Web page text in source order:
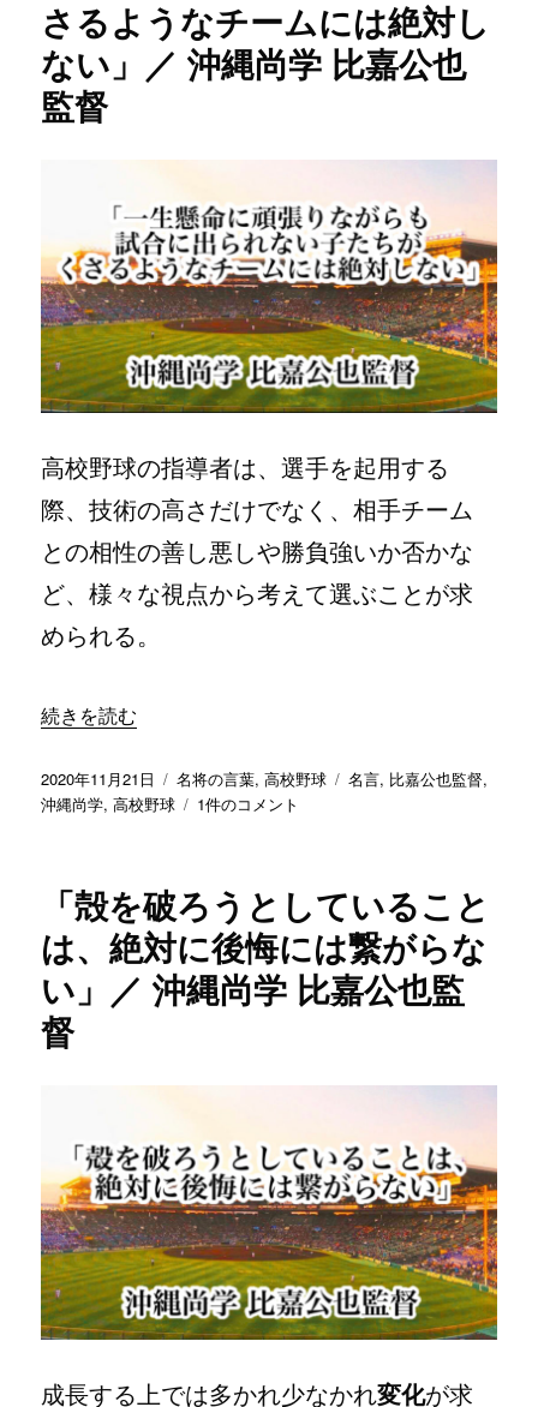
也
監
督
へ
信
じ
な
け
ム
は
崩
れ
る」
／
沖
縄
尚
比
公
也
監
督
さるようなチームには絶対し
ない」／ 沖縄尚学 比嘉公也
監督
高校野球の指導者は、選手を起用する
際、技術の高さだけでなく、相手チーム
との相性の善し悪しや勝負強いか否かな
ど、様々な視点から考えて選ぶことが求
められる。
“「一生懸命に頑張りながらも試合に出られない子たち
続きを読む
投
稿
2020年11月21日
カ
テ
名将の言葉,高校野球
タ
名言, 比嘉公也監督,
沖縄尚学,高校野球
「一
に
頑
張
り
な
に
出
ら
れ
な
い
子
た
が
1件のコメント
「殻を破ろうとしていること
は、絶対に後悔には繋がらな
い」／ 沖縄尚学 比嘉公也監
督
成長する上では多かれ少なかれ変化が求